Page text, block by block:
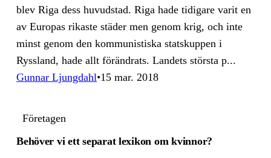
blev Riga dess huvud­stad. Riga hade tidigare varit en
av Europas rikaste städer men genom krig, och inte
minst genom den kommunistiska statskuppen i
Ryssland, hade allt förändrats. Landets största p...
Gunnar Ljungdahl 15 mar. 2018
Företagen
Behöver vi ett separat lexikon om kvinnor?